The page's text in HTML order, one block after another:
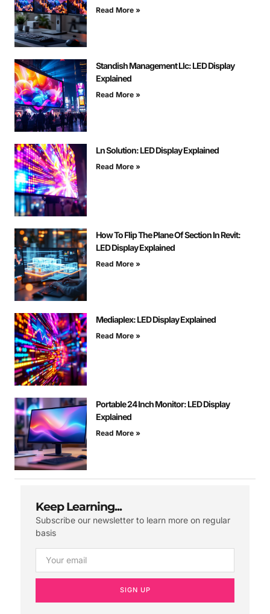
Read More »
Standish Management Llc: LED Display
Explained
Read More »
Ln Solution: LED Display Explained
Read More »
How To Flip The Plane Of Section In Revit:
LED Display Explained
Read More »
Mediaplex: LED Display Explained
Read More »
Portable 24 Inch Monitor: LED Display
Explained
Read More »
Keep Learning...
Subscribe our newsletter to learn more on regular
basis
SIGN UP